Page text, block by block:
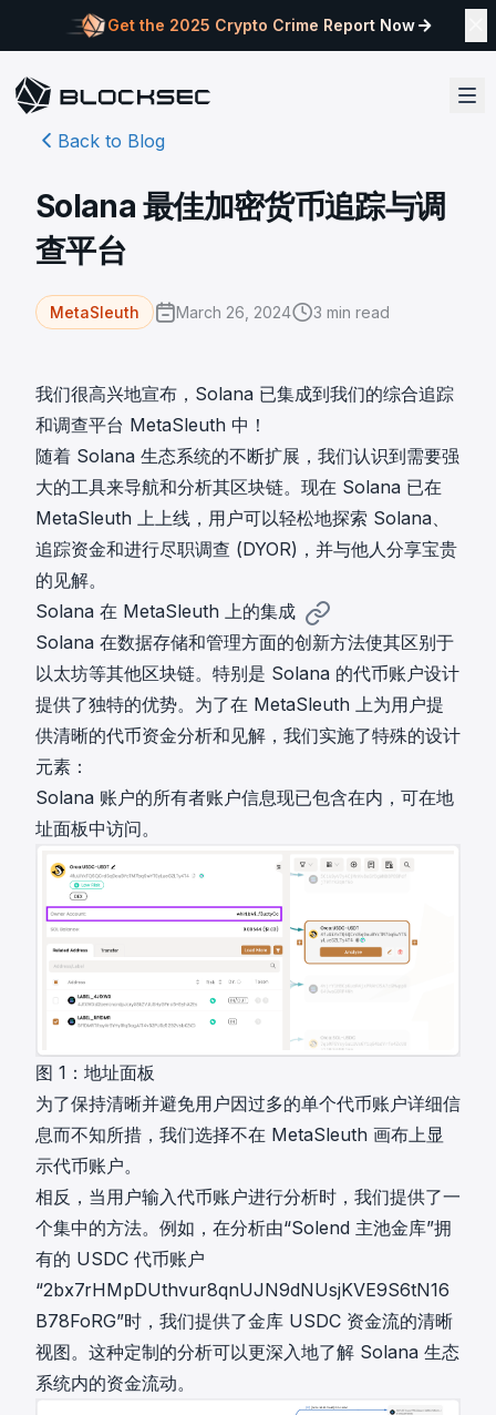
Get the 2025 Crypto Crime Report Now
Back to Blog
Solana 最佳加密货币追踪与调
查平台
MetaSleuth March 26, 2024 3 min read
我们很高兴地宣布，Solana 已集成到我们的综合追踪
和调查平台 MetaSleuth 中！
随着 Solana 生态系统的不断扩展，我们认识到需要强
大的工具来导航和分析其区块链。现在 Solana 已在
MetaSleuth 上上线，用户可以轻松地探索 Solana、
追踪资金和进行尽职调查 (DYOR)，并与他人分享宝贵
的见解。
Solana 在 MetaSleuth 上的集成
Solana 在数据存储和管理方面的创新方法使其区别于
以太坊等其他区块链。特别是 Solana 的代币账户设计
提供了独特的优势。为了在 MetaSleuth 上为用户提
供清晰的代币资金分析和见解，我们实施了特殊的设计
元素：
Solana 账户的所有者账户信息现已包含在内，可在地
址面板中访问。
图 1：地址面板
为了保持清晰并避免用户因过多的单个代币账户详细信
息而不知所措，我们选择不在 MetaSleuth 画布上显
示代币账户。
相反，当用户输入代币账户进行分析时，我们提供了一
个集中的方法。例如，在分析由“Solend 主池金库”拥
有的 USDC 代币账户
“2bx7rHMpDUthvur8qnUJN9dNUsjKVE9S6tN16
B78FoRG”时，我们提供了金库 USDC 资金流的清晰
视图。这种定制的分析可以更深入地了解 Solana 生态
系统内的资金流动。